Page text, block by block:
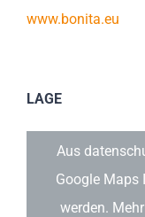
www.bonita.eu
LAGE
Aus
Google Maps
werden.